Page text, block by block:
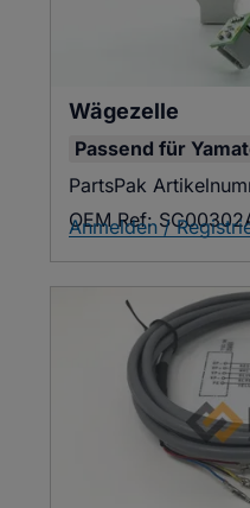
Wägezelle
Passend für
PartsPak
OEM Ref:
Anmelden /